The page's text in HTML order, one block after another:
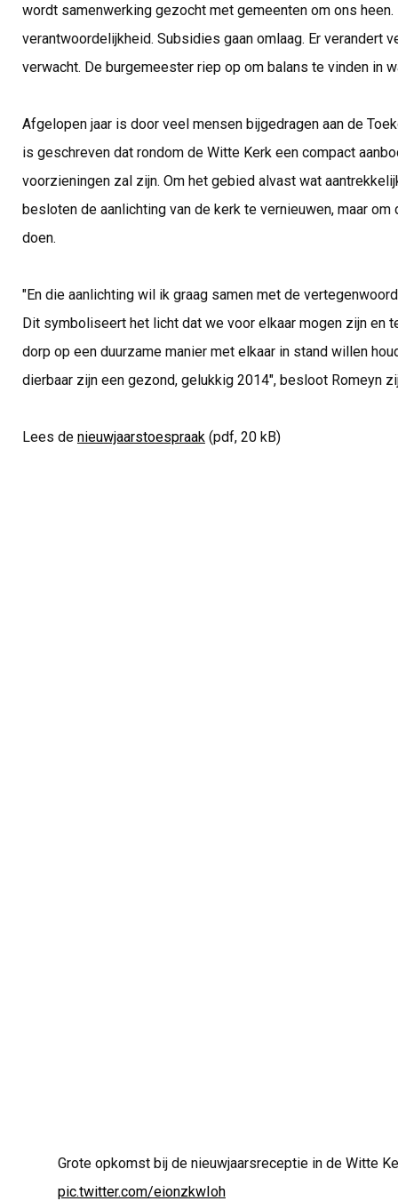
wordt samenwerking gezocht met gemeenten om ons heen.
verantwoordelijkheid. Subsidies gaan omlaag. Er verandert
verwacht. De burgemeester riep op om balans te vinden in
Afgelopen jaar is door veel mensen bijgedragen aan de
is geschreven dat rondom de Witte Kerk een compact
voorzieningen zal zijn. Om het gebied alvast wat
besloten de aanlichting van de kerk te vernieuwen, maar
doen.
"En die aanlichting wil ik graag samen met de
Dit symboliseert het licht dat we voor elkaar mogen zijn en
dorp op een duurzame manier met elkaar in stand willen
dierbaar zijn een gezond, gelukkig 2014", besloot Romeyn
Lees de nieuwjaarstoespraak(pdf, 20 kB)
Grote opkomst bij de nieuwjaarsreceptie in de Witte
pic.twitter.com/eionzkwIoh